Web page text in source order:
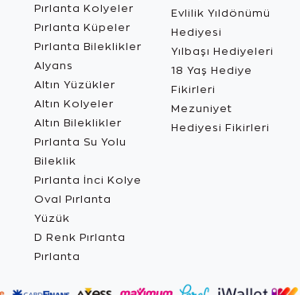
Pırlanta Kolyeler
Pırlanta Küpeler
Pırlanta Bileklikler
Alyans
Altın Yüzükler
Altın Kolyeler
Altın Bileklikler
Pırlanta Su Yolu
Bileklik
Pırlanta İnci Kolye
Oval Pırlanta
Yüzük
D Renk Pırlanta
Pırlanta
Evlilik Yıldönümü
Hediyesi
Yılbaşı Hediyeleri
18 Yaş Hediye
Fikirleri
Mezuniyet
Hediyesi Fikirleri